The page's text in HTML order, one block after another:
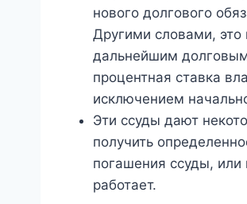
нового долгового
Другими словами, это
дальнейшим долговым
процентная ставка
исключением
Эти ссуды дают
получить
погашения ссуды, или
работает.